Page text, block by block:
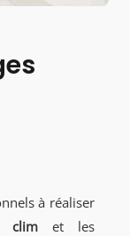
à réaliser
clim et les